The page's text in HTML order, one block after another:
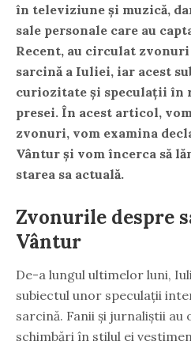
în televiziune și muzică,
sale personale care au
Recent, au circulat
sarcină a Iuliei, iar acest
curiozitate și speculații în
presei. În acest articol,
zvonuri, vom examina
Vântur și vom încerca să
starea sa actuală.
Zvonurile despre
Vântur
De-a lungul ultimelor luni,
subiectul unor speculații
sarcină. Fanii și jurnaliștii au
schimbări în stilul ei